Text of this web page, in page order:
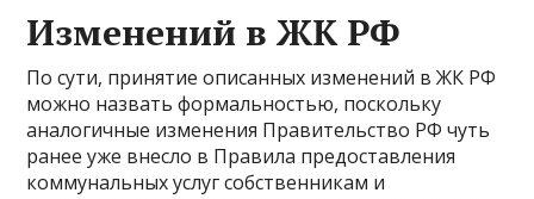
Изменений в ЖК РФ
По сути, принятие описанных изменений в ЖК РФ
можно назвать формальностью, поскольку
аналогичные изменения Правительство РФ чуть
ранее уже внесло в Правила предоставления
коммунальных услуг собственникам и